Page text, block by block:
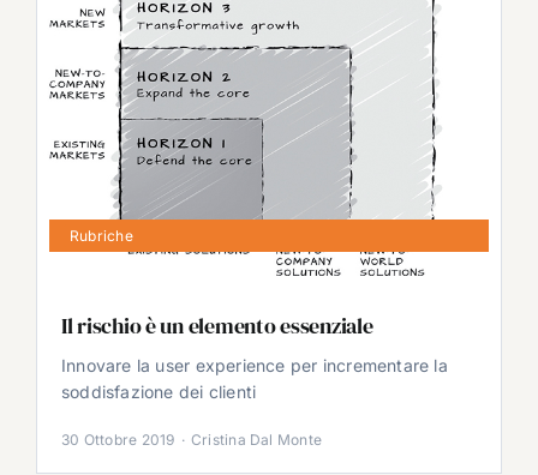
Rubriche
Il rischio è un elemento essenziale
Innovare la user experience per incrementare la
soddisfazione dei clienti
30 Ottobre 2019 · Cristina Dal Monte